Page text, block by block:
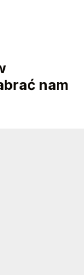
nam